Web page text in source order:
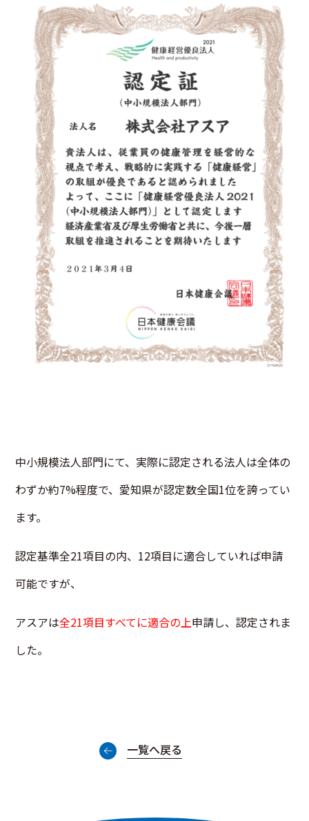
中小規模法人部門にて、実際に認定される法人は全体の
わずか約7%程度で、愛知県が認定数全国1位を誇ってい
ます。
認定基準全21項目の内、12項目に適合していれば申請
可能ですが、
アスアは全21項目すべてに適合の上申請し、認定されま
した。
一覧へ戻る